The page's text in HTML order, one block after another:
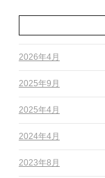
2026年4月
2025年9月
2025年4月
2024年4月
2023年8月